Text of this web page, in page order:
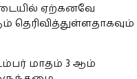
ஏற்கனவே
தெரிவித்துள்ளதாகவும்
மாதம் 3 ஆம்